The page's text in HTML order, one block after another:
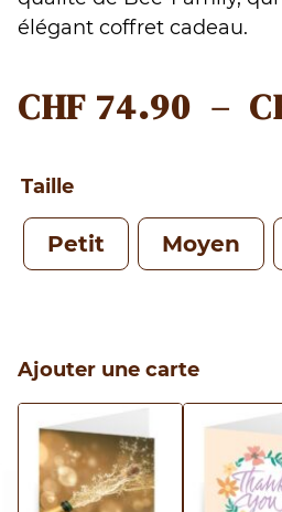
élégant coffret cadeau.
CHF 74.90 –
Taille
Petit Moyen
Ajouter une carte